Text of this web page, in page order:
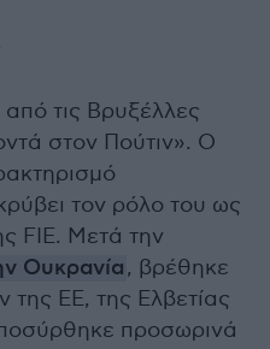
τις Βρυξέλλες
στον Πούτιν». Ο
τον ρόλο του ως
FIE. Μετά την
Ουκρανία, βρέθηκε
ΕΕ, της Ελβετίας
προσωρινά